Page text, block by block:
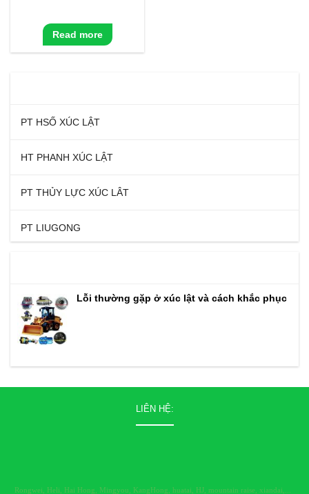
Read more
PT HSỐ XÚC LẬT
HT PHANH XÚC LẬT
PT THỦY LỰC XÚC LÂT
PT LIUGONG
Lỗi thường gặp ở xúc lật và cách khắc phục
LIÊN HỆ:
Rongwei, Heli, Hai Hong, Mingyou, KangHong, huatai, HJ, mountain raise, xiandai,...